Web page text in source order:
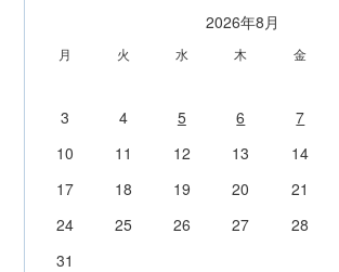
2026年8月
月 火 水 木 金
3
4 5 6 7
10
11 12 13 14
17
18 19 20 21
24
25 26 27 28
31